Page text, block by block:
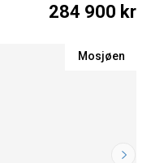
284 900 kr
Mosjøen